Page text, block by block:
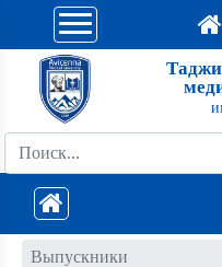
Выпускники